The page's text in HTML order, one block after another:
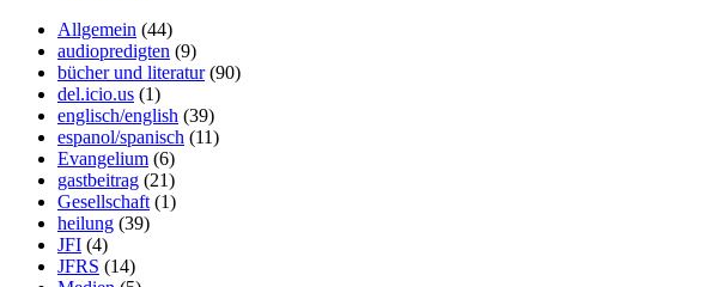
Allgemein (44)
audiopredigten (9)
bücher und literatur(90)
del.icio.us (1)
englisch/english (39)
espanol/spanisch (11)
Evangelium (6)
gastbeitrag (21)
Gesellschaft (1)
heilung (39)
JFI (4)
JFRS (14)